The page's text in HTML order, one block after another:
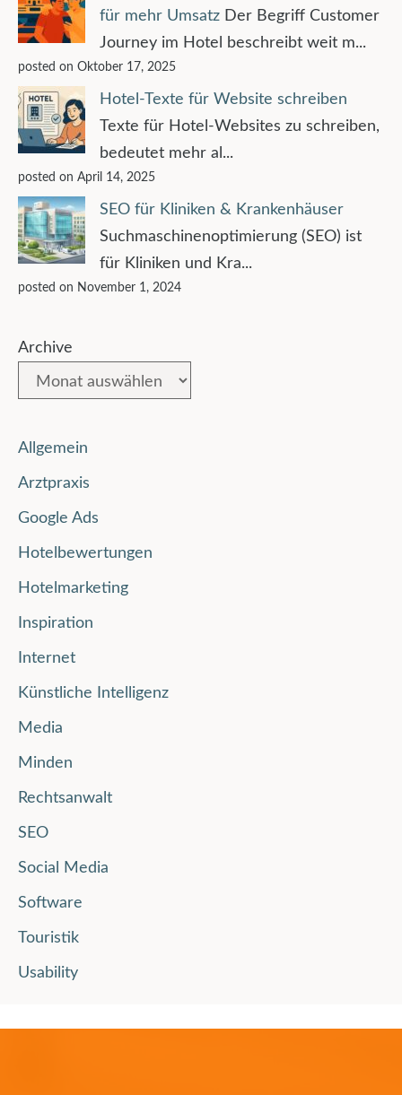
für mehr Umsatz Der Begriff Customer
Journey im Hotel beschreibt weit m...
posted on Oktober 17, 2025
Hotel-Texte für Website schreiben
Texte für Hotel-Websites zu schreiben,
bedeutet mehr al...
posted on April 14, 2025
SEO für Kliniken & Krankenhäuser
Suchmaschinenoptimierung (SEO) ist
für Kliniken und Kra...
posted on November 1, 2024
Archive
Allgemein
Arztpraxis
Google Ads
Hotelbewertungen
Hotelmarketing
Inspiration
Internet
Künstliche Intelligenz
Media
Minden
Rechtsanwalt
SEO
Social Media
Software
Touristik
Usability